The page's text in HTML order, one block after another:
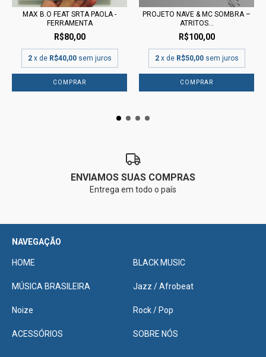
MAX B.O FEAT SRTA PAOLA -
FERRAMENTA
R$80,00
2 x de R$40,00 sem juros
PROJETO NAVE & MC SOMBRA ‎–
ATRITOS...
R$100,00
2 x de R$50,00 sem juros
ENVIAMOS SUAS COMPRAS
Entrega em todo o país
NAVEGAÇÃO
HOME BLACK MUSIC
MÚSICA BRASILEIRA Jazz / Afrobeat
Noize Rock / Pop
ACESSÓRIOS SOBRE NÓS